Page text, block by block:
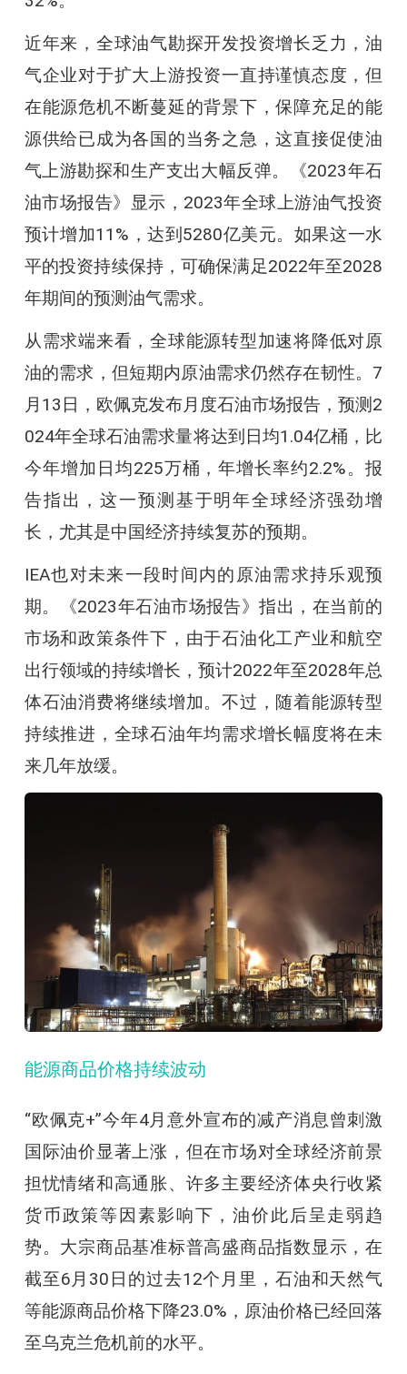
近年来，全球油气勘探开发投资增长乏力，油
气企业对于扩大上游投资一直持谨慎态度，但
在能源危机不断蔓延的背景下，保障充足的能
源供给已成为各国的当务之急，这直接促使油
气上游勘探和生产支出大幅反弹。《2023年石
油市场报告》显示，2023年全球上游油气投资
预计增加11%，达到5280亿美元。如果这一水
平的投资持续保持，可确保满足2022年至2028
年期间的预测油气需求。
从需求端来看，全球能源转型加速将降低对原
油的需求，但短期内原油需求仍然存在韧性。7
月13日，欧佩克发布月度石油市场报告，预测2
024年全球石油需求量将达到日均1.04亿桶，比
今年增加日均225万桶，年增长率约2.2%。报
告指出，这一预测基于明年全球经济强劲增
长，尤其是中国经济持续复苏的预期。
IEA也对未来一段时间内的原油需求持乐观预
期。《2023年石油市场报告》指出，在当前的
市场和政策条件下，由于石油化工产业和航空
出行领域的持续增长，预计2022年至2028年总
体石油消费将继续增加。不过，随着能源转型
持续推进，全球石油年均需求增长幅度将在未
来几年放缓。
能源商品价格持续波动
“欧佩克+”今年4月意外宣布的减产消息曾刺激
国际油价显著上涨，但在市场对全球经济前景
担忧情绪和高通胀、许多主要经济体央行收紧
货币政策等因素影响下，油价此后呈走弱趋
势。大宗商品基准标普高盛商品指数显示，在
截至6月30日的过去12个月里，石油和天然气
等能源商品价格下降23.0%，原油价格已经回落
至乌克兰危机前的水平。